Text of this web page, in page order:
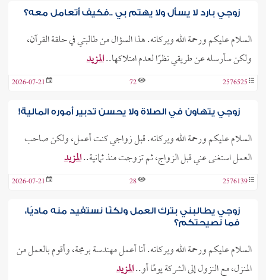
زوجي بارد لا يسأل ولا يهتم بي ..فكيف أتعامل معه؟
السلام عليكم ورحمة الله وبركاته. هذا السؤال من طالبتي في حلقة القرآن،
ولكن سأرسله عن طريقي نظرًا لعدم امتلاكها..المزيد
2576525
72
2026-07-21
زوجي يتهاون في الصلاة ولا يحسن تدبير أموره المالية!
السلام عليكم ورحمة الله وبركاته. قبل زواجي كنت أعمل، ولكن صاحب
العمل استغنى عني قبل الزواج، ثم تزوجت منذ ثمانية..المزيد
2576139
28
2026-07-21
زوجي يطالبني بترك العمل ولكنّا نستفيد منه ماديًا،
فما نصيحتكم؟
السلام عليكم ورحمة الله وبركاته. أنا أعمل مهندسة برمجة، وأقوم بالعمل من
المنزل، مع النزول إلى الشركة يومًا أو..المزيد